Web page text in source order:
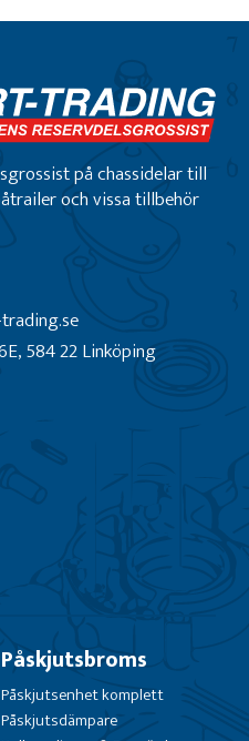
på chassidelar till
och vissa tillbehör
584 22 Linköping
Påskjutsbroms
Påskjutsenhet komplett
Påskjutsdämpare